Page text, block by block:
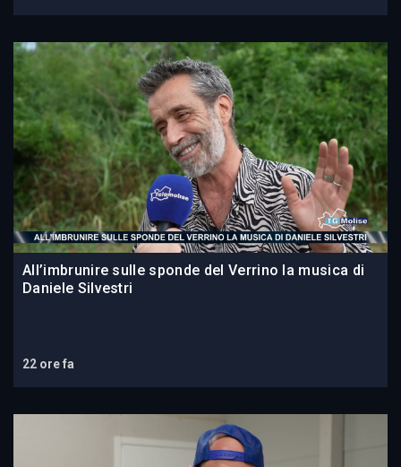
All’imbrunire sulle sponde del Verrino la musica di
Daniele Silvestri
22 ore fa